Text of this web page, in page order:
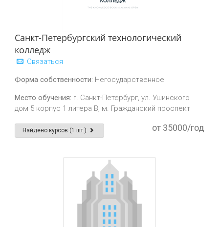
Санкт-Петербургский технологический
колледж
Связаться
Форма собственности: Негосударственное
Место обучения: г. Санкт-Петербург, ул. Ушинского
дом 5 корпус 1 литера В, м. Гражданский проспект
Найдено курсов (1 шт.) от 35000/год